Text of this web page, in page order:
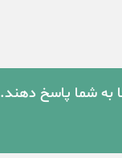
به شما پاسخ دهند.